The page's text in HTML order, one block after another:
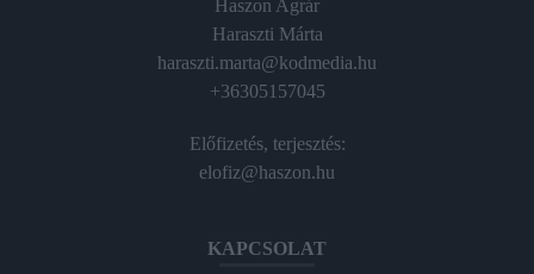
Haszon Agrár
Haraszti Márta
haraszti.marta@kodmedia.hu
+36305157045
Előfizetés, terjesztés:
elofiz@haszon.hu
KAPCSOLAT